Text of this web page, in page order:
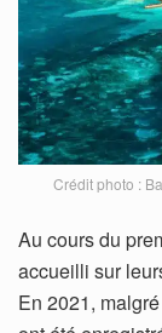
Crédit photo :
Au cours du
accueilli sur
En 2021,